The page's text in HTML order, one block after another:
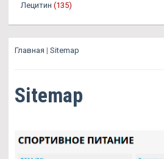
Лецитин (135)
Главная | Sitemap
Sitemap